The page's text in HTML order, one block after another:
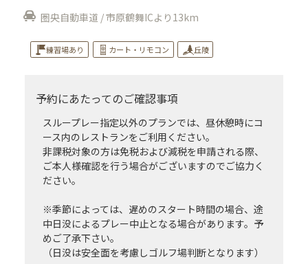
圏央自動車道 / 市原鶴舞ICより13km
練習場あり カート・リモコン 丘陵
予約にあたってのご確認事項
スループレー指定以外のプランでは、昼休憩時にコ
ース内のレストランをご利用ください。
非課税対象の方は免税および減税を申請される際、
ご本人様確認を行う場合がございますのでご協力く
ださい。
※季節によっては、遅めのスタート時間の場合、途
中日没によるプレー中止となる場合があります。予
めご了承下さい。
（日没は安全面を考慮しゴルフ場判断となります）